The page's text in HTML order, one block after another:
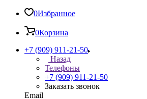
0Избранное
0Корзина
+7 (909) 911-21-50
Назад
Телефоны
+7 (909) 911-21-50
Заказать звонок
Email